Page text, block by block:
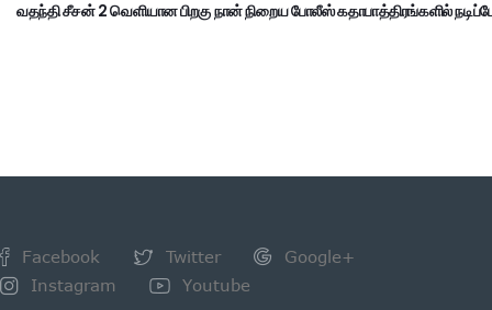
வதந்தி சீசன் 2 வெளியான பிறகு நான் நிறைய போலீஸ் கதாபாத்திரங்களில்
Facebook Twitter
Google+
Instagram
Youtube